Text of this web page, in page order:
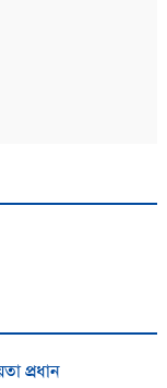
প্রধান